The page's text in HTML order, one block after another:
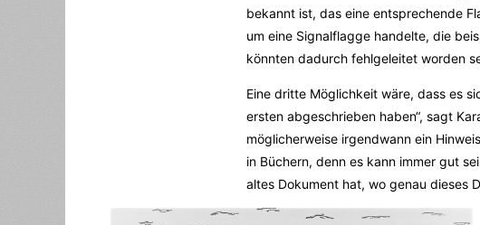
bekannt ist, das eine entsprechende
um eine Signalflagge handelte, die
könnten dadurch fehlgeleitet worden
Eine dritte Möglichkeit wäre, dass es
ersten abgeschrieben haben“, sagt
möglicherweise irgendwann ein
in Büchern, denn es kann immer gut
altes Dokument hat, wo genau dieses